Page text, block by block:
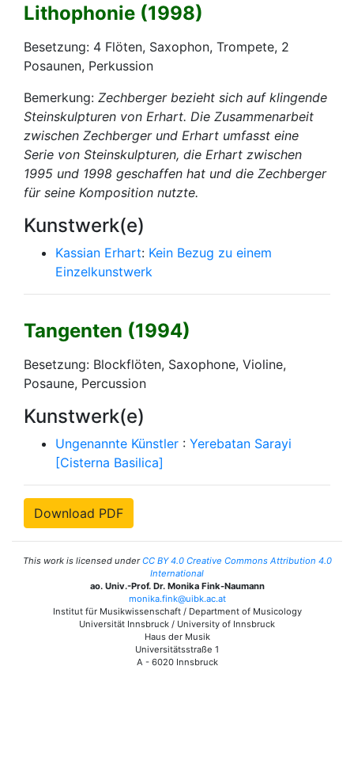
Lithophonie (1998)
Besetzung: 4 Flöten, Saxophon, Trompete, 2
Posaunen, Perkussion
Bemerkung: Zechberger bezieht sich auf klingende
Steinskulpturen von Erhart. Die Zusammenarbeit
zwischen Zechberger und Erhart umfasst eine
Serie von Steinskulpturen, die Erhart zwischen
1995 und 1998 geschaffen hat und die Zechberger
für seine Komposition nutzte.
Kunstwerk(e)
Kassian Erhart: Kein Bezug zu einem
Einzelkunstwerk
Tangenten (1994)
Besetzung: Blockflöten, Saxophone, Violine,
Posaune, Percussion
Kunstwerk(e)
Ungenannte Künstler : Yerebatan Sarayi
[Cisterna Basilica]
Download PDF
This work is licensed underCC BY 4.0 Creative Commons Attribution 4.0
International
ao. Univ.-Prof. Dr. Monika Fink-Naumann
monika.fink@uibk.ac.at
Institut für Musikwissenschaft / Department of Musicology
Universität Innsbruck / University of Innsbruck
Haus der Musik
Universitätsstraße 1
A - 6020 Innsbruck